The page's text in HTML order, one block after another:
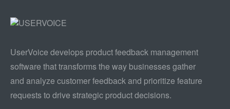
UserVoice develops product feedback management
software that transforms the way businesses gather
and analyze customer feedback and prioritize feature
requests to drive strategic product decisions.